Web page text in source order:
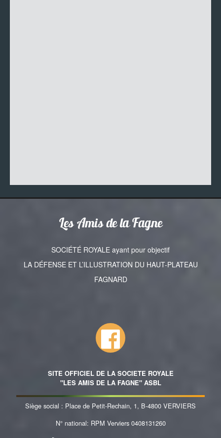
Les Amis de la Fagne
SOCIÉTÉ ROYALE ayant pour objectif
LA DÉFENSE ET L’ILLUSTRATION DU HAUT-PLATEAU
FAGNARD
SITE OFFICIEL DE LA SOCIETE ROYALE
"LES AMIS DE LA FAGNE" ASBL
Siège social : Place de Petit-Rechain, 1, B-4800 VERVIERS
N° national: RPM Verviers 0408131260